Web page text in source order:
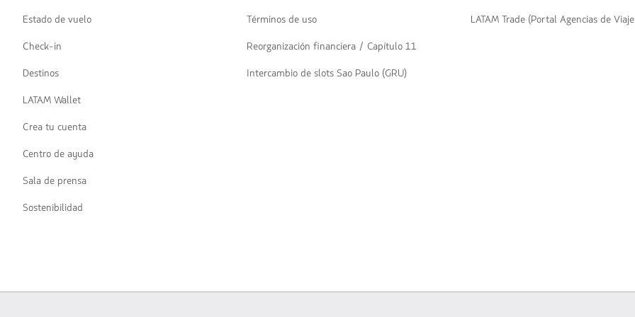
Estado de vuelo
Check-in
Destinos
LATAM Wallet
Crea tu cuenta
Centro de ayuda
Sala de prensa
Sostenibilidad
Términos de uso
Reorganización financiera / Capítulo 11
Intercambio de slots Sao Paulo (GRU)
LATAM Trade (Portal Agencias de